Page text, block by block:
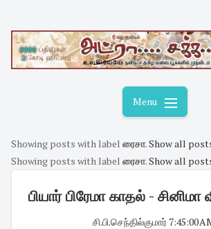
content
Menu
Showing posts with label ரைசா.Show all
Showing posts with label ரைசா.Show all
பியார் பிரேமா காதல் -
சி.பி.செந்தில்குமார் 7:45:00